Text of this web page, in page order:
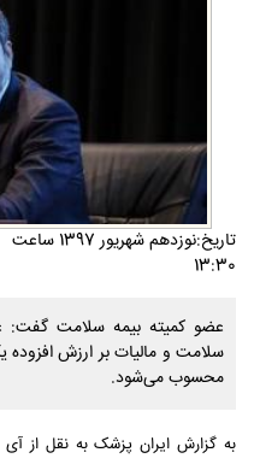
تاريخ:نوزدهم شهريور 1397 ساعت
13:30
عضو کمیته بیمه سلامت گفت:
سلامت و مالیات بر ارزش افزوده
محسوب می‌شود.‏
به گزارش ایران پزشک به نقل از